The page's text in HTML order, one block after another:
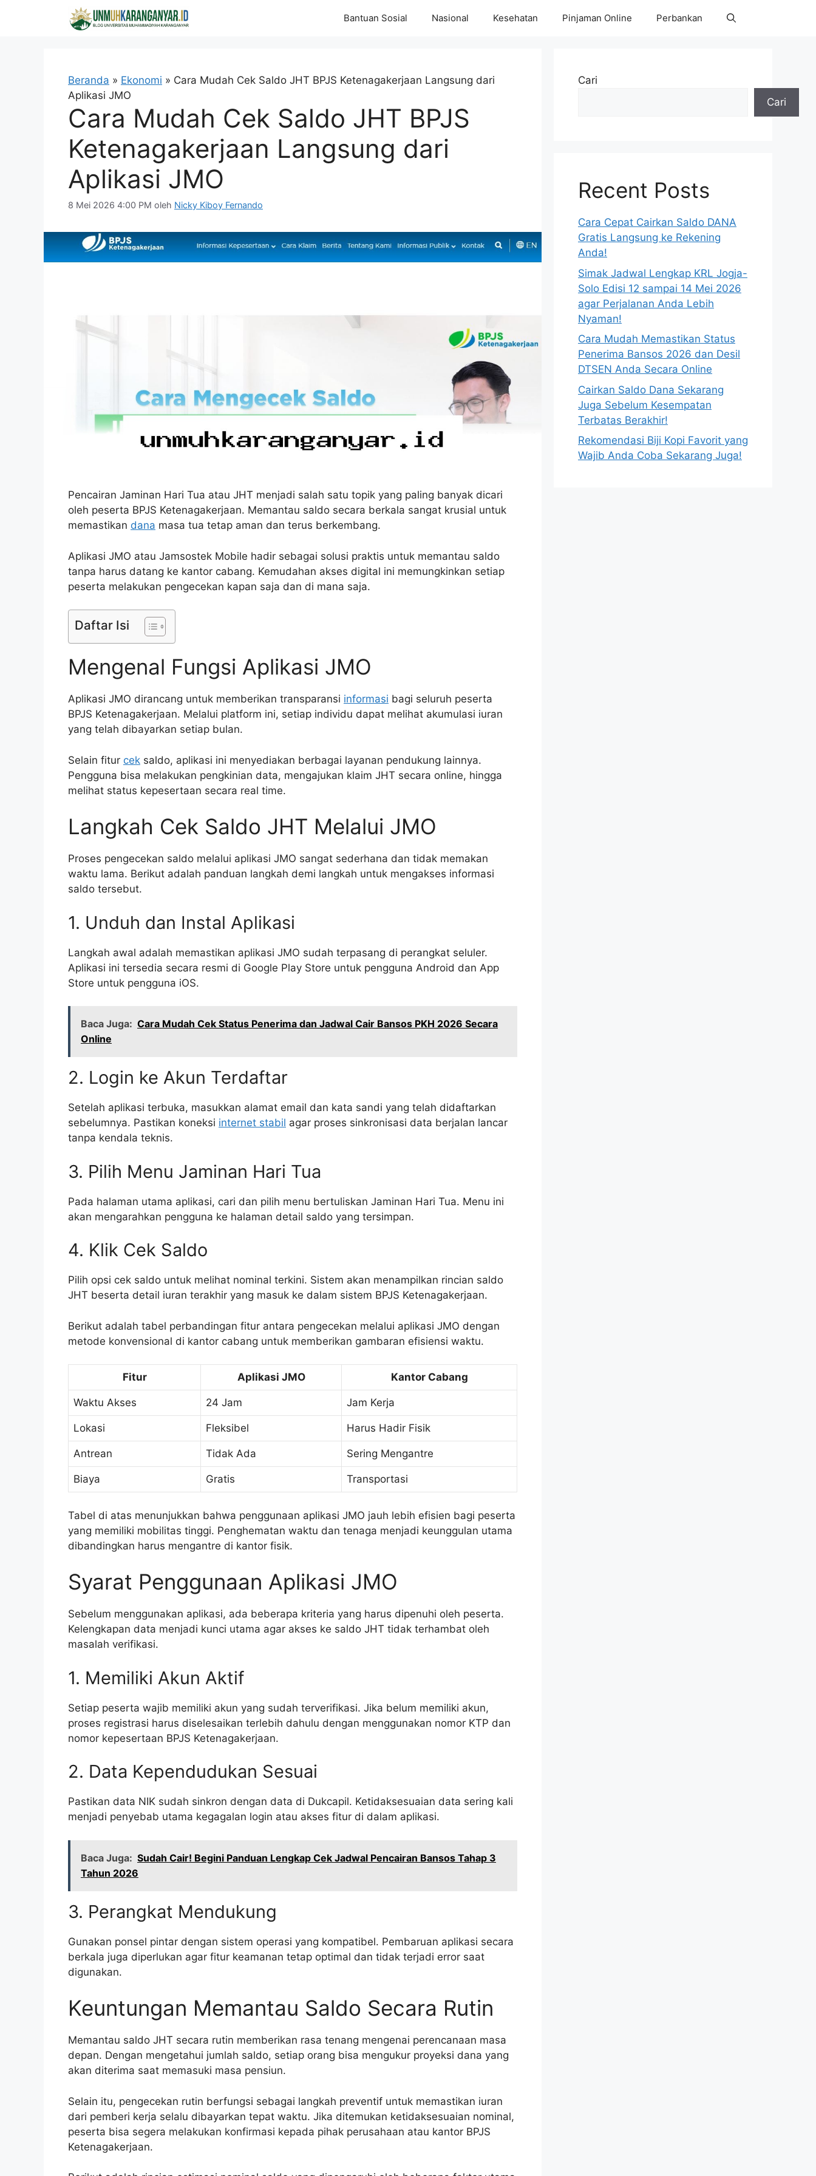
Bantuan Sosial Nasional Kesehatan Pinjaman Online Perbankan
Beranda » Ekonomi » Cara Mudah Cek Saldo JHT BPJS Ketenagakerjaan Langsung dari
Aplikasi JMO
Cara Mudah Cek Saldo JHT BPJS
Ketenagakerjaan Langsung dari
Aplikasi JMO
8 Mei 2026 4:00 PM oleh Nicky Kiboy Fernando
Pencairan Jaminan Hari Tua atau JHT menjadi salah satu topik yang paling banyak dicari
oleh peserta BPJS Ketenagakerjaan. Memantau saldo secara berkala sangat krusial untuk
memastikan dana masa tua tetap aman dan terus berkembang.
Aplikasi JMO atau Jamsostek Mobile hadir sebagai solusi praktis untuk memantau saldo
tanpa harus datang ke kantor cabang. Kemudahan akses digital ini memungkinkan setiap
peserta melakukan pengecekan kapan saja dan di mana saja.
Daftar Isi
Mengenal Fungsi Aplikasi JMO
Aplikasi JMO dirancang untuk memberikan transparansi informasi bagi seluruh peserta
BPJS Ketenagakerjaan. Melalui platform ini, setiap individu dapat melihat akumulasi iuran
yang telah dibayarkan setiap bulan.
Selain fitur cek saldo, aplikasi ini menyediakan berbagai layanan pendukung lainnya.
Pengguna bisa melakukan pengkinian data, mengajukan klaim JHT secara online, hingga
melihat status kepesertaan secara real time.
Langkah Cek Saldo JHT Melalui JMO
Proses pengecekan saldo melalui aplikasi JMO sangat sederhana dan tidak memakan
waktu lama. Berikut adalah panduan langkah demi langkah untuk mengakses informasi
saldo tersebut.
1. Unduh dan Instal Aplikasi
Langkah awal adalah memastikan aplikasi JMO sudah terpasang di perangkat seluler.
Aplikasi ini tersedia secara resmi di Google Play Store untuk pengguna Android dan App
Store untuk pengguna iOS.
Baca Juga: Cara Mudah Cek Status Penerima dan Jadwal Cair Bansos PKH 2026 Secara
Online
2. Login ke Akun Terdaftar
Setelah aplikasi terbuka, masukkan alamat email dan kata sandi yang telah didaftarkan
sebelumnya. Pastikan koneksi internet stabil agar proses sinkronisasi data berjalan lancar
tanpa kendala teknis.
3. Pilih Menu Jaminan Hari Tua
Pada halaman utama aplikasi, cari dan pilih menu bertuliskan Jaminan Hari Tua. Menu ini
akan mengarahkan pengguna ke halaman detail saldo yang tersimpan.
4. Klik Cek Saldo
Pilih opsi cek saldo untuk melihat nominal terkini. Sistem akan menampilkan rincian saldo
JHT beserta detail iuran terakhir yang masuk ke dalam sistem BPJS Ketenagakerjaan.
Berikut adalah tabel perbandingan fitur antara pengecekan melalui aplikasi JMO dengan
metode konvensional di kantor cabang untuk memberikan gambaran efisiensi waktu.
Fitur Aplikasi JMO Kantor Cabang
Waktu Akses 24 Jam Jam Kerja
Lokasi Fleksibel Harus Hadir Fisik
Antrean Tidak Ada Sering Mengantre
Biaya Gratis Transportasi
Tabel di atas menunjukkan bahwa penggunaan aplikasi JMO jauh lebih efisien bagi peserta
yang memiliki mobilitas tinggi. Penghematan waktu dan tenaga menjadi keunggulan utama
dibandingkan harus mengantre di kantor fisik.
Syarat Penggunaan Aplikasi JMO
Sebelum menggunakan aplikasi, ada beberapa kriteria yang harus dipenuhi oleh peserta.
Kelengkapan data menjadi kunci utama agar akses ke saldo JHT tidak terhambat oleh
masalah verifikasi.
1. Memiliki Akun Aktif
Setiap peserta wajib memiliki akun yang sudah terverifikasi. Jika belum memiliki akun,
proses registrasi harus diselesaikan terlebih dahulu dengan menggunakan nomor KTP dan
nomor kepesertaan BPJS Ketenagakerjaan.
2. Data Kependudukan Sesuai
Pastikan data NIK sudah sinkron dengan data di Dukcapil. Ketidaksesuaian data sering kali
menjadi penyebab utama kegagalan login atau akses fitur di dalam aplikasi.
Baca Juga: Sudah Cair! Begini Panduan Lengkap Cek Jadwal Pencairan Bansos Tahap 3
Tahun 2026
3. Perangkat Mendukung
Gunakan ponsel pintar dengan sistem operasi yang kompatibel. Pembaruan aplikasi secara
berkala juga diperlukan agar fitur keamanan tetap optimal dan tidak terjadi error saat
digunakan.
Keuntungan Memantau Saldo Secara Rutin
Memantau saldo JHT secara rutin memberikan rasa tenang mengenai perencanaan masa
depan. Dengan mengetahui jumlah saldo, setiap orang bisa mengukur proyeksi dana yang
akan diterima saat memasuki masa pensiun.
Selain itu, pengecekan rutin berfungsi sebagai langkah preventif untuk memastikan iuran
dari pemberi kerja selalu dibayarkan tepat waktu. Jika ditemukan ketidaksesuaian nominal,
peserta bisa segera melakukan konfirmasi kepada pihak perusahaan atau kantor BPJS
Ketenagakerjaan.
Cari
Cari
Recent Posts
Cara Cepat Cairkan Saldo DANA
Gratis Langsung ke Rekening
Anda!
Simak Jadwal Lengkap KRL Jogja-
Solo Edisi 12 sampai 14 Mei 2026
agar Perjalanan Anda Lebih
Nyaman!
Cara Mudah Memastikan Status
Penerima Bansos 2026 dan Desil
DTSEN Anda Secara Online
Cairkan Saldo Dana Sekarang
Juga Sebelum Kesempatan
Terbatas Berakhir!
Rekomendasi Biji Kopi Favorit yang
Wajib Anda Coba Sekarang Juga!